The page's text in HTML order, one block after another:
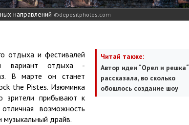
направлений depositphotos.com
Читай также:
Автор идеи “Орел и решка“
рассказала, во сколько
обошлось создание шоу
отдыха и фестивалей
вариант отдыха -
В марте он станет
the Pistes. Изюминка
зрители прибывают к
возможность
музыкальный драйв.